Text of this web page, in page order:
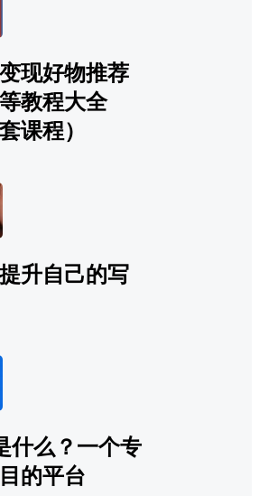
现好物推荐
教程大全
课程）
升自己的写
什么？一个专
的平台